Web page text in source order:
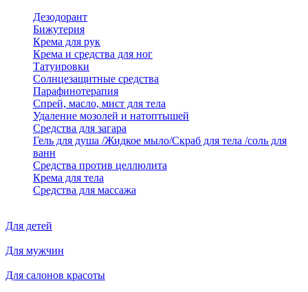
Дезодорант
Бижутерия
Крема для рук
Крема и средства для ног
Татуировки
Солнцезащитные средства
Парафинотерапия
Спрей, масло, мист для тела
Удаление мозолей и натоптышей
Средства для загара
Гель для душа /Жидкое мыло/Скраб для тела /соль для
ванн
Средства против целлюлита
Крема для тела
Средства для массажа
Для детей
Для мужчин
Для салонов красоты